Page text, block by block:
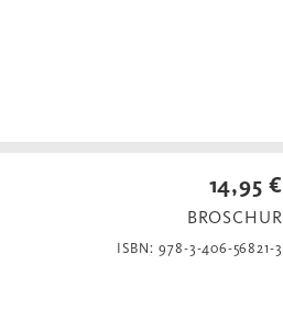
14,95 €
BROSCHUR
ISBN: 978-3-406-56821-3